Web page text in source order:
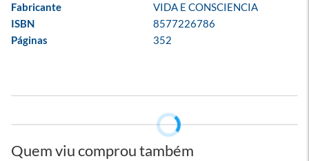
Fabricante
VIDA E CONSCIENCIA
ISBN
8577226786
Páginas
352
Quem viu comprou também